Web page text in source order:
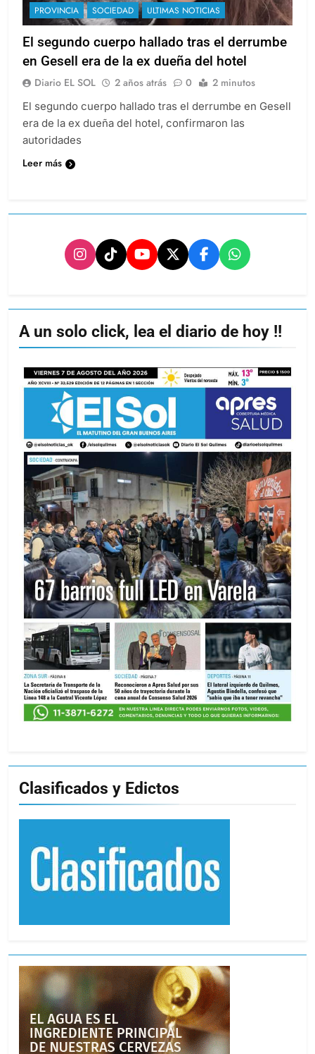
PROVINCIA SOCIEDAD ULTIMAS NOTICIAS
El segundo cuerpo hallado tras el derrumbe
en Gesell era de la ex dueña del hotel
Diario EL SOL 2 años atrás 0 2 minutos
El segundo cuerpo hallado tras el derrumbe en Gesell
era de la ex dueña del hotel, confirmaron las
autoridades
Leer más
A un solo click, lea el diario de hoy !!
Clasificados y Edictos